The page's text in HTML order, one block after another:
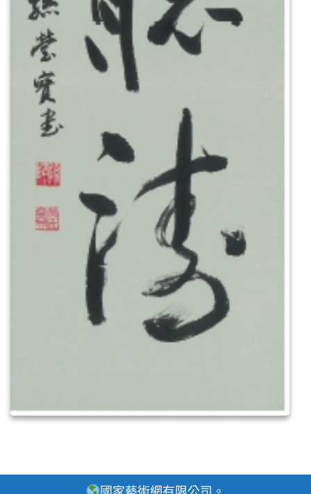
國家藝術網有限公司。